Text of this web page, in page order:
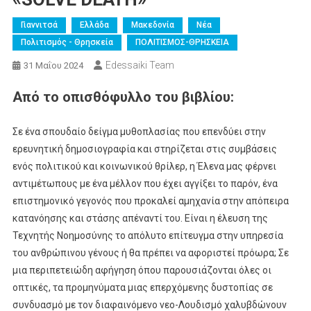
Γιαννιτσά Ελλάδα Μακεδονία
Νέα
Πολιτισμός - Θρησκεία
ΠΟΛΙΤΙΣΜΟΣ-ΘΡΗΣΚΕΙΑ
31 Μαΐου 2024 Edessaiki Team
Aπό το οπισθόφυλλο του βιβλίου:
Σε ένα σπουδαίο δείγμα μυθοπλασίας που επενδύει στην
ερευνητική δημοσιογραφία και στηρίζεται στις συμβάσεις
ενός πολιτικού και κοινωνικού θρίλερ, η Έλενα μας φέρνει
αντιμέτωπους με ένα μέλλον που έχει αγγίξει το παρόν, ένα
επιστημονικό γεγονός που προκαλεί αμηχανία στην απόπειρα
κατανόησης και στάσης απέναντί του. Είναι η έλευση της
Τεχνητής Νοημοσύνης το απόλυτο επίτευγμα στην υπηρεσία
του ανθρώπινου γένους ή θα πρέπει να αφοριστεί πρόωρα; Σε
μια περιπετειώδη αφήγηση όπου παρουσιάζονται όλες οι
οπτικές, τα προμηνύματα μιας επερχόμενης δυστοπίας σε
συνδυασμό με τον διαφαινόμενο νεο-Λουδισμό χαλυβδώνουν